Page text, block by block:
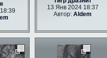
13 Янв 2024 18:37
Автор:Aldem